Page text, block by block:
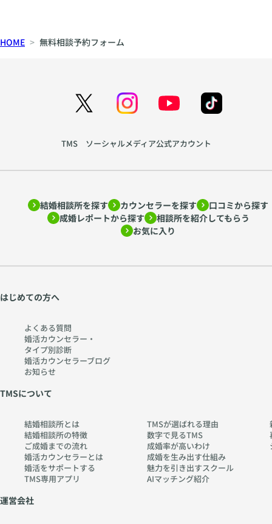
HOME 無料相談予約フォーム
TMS ソーシャルメディア公式アカウント
結婚相談所を探す カウンセラーを探す
口コミから探す
成婚レポートから探す
相談所を紹介してもらう
お気に入り
はじめての方へ
よくある質問
婚活カウンセラー・
タイプ別診断
婚活カウンセラーブログ
お知らせ
TMSについて
結婚相談所とは
結婚相談所の特徴
ご成婚までの流れ
婚活カウンセラーとは
婚活をサポートする
TMS専用アプリ
TMSが選ばれる理由
数字で見るTMS
成婚率が高いわけ
成婚を生み出す仕組み
魅力を引き出すスクール
AIマッチング紹介
運営会社